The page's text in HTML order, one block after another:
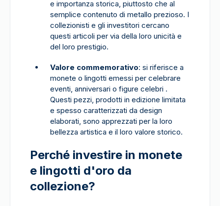
e importanza storica, piuttosto che al
semplice contenuto di metallo prezioso. I
collezionisti e gli investitori cercano
questi articoli per via della loro unicità e
del loro prestigio.
Valore commemorativo: si riferisce a
monete o lingotti emessi per celebrare
eventi, anniversari o figure celebri .
Questi pezzi, prodotti in edizione limitata
e spesso caratterizzati da design
elaborati, sono apprezzati per la loro
bellezza artistica e il loro valore storico.
Perché investire in monete
e lingotti d'oro da
collezione?